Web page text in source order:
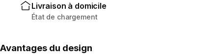
Livraison à domicile
État de chargement
Avantages du design